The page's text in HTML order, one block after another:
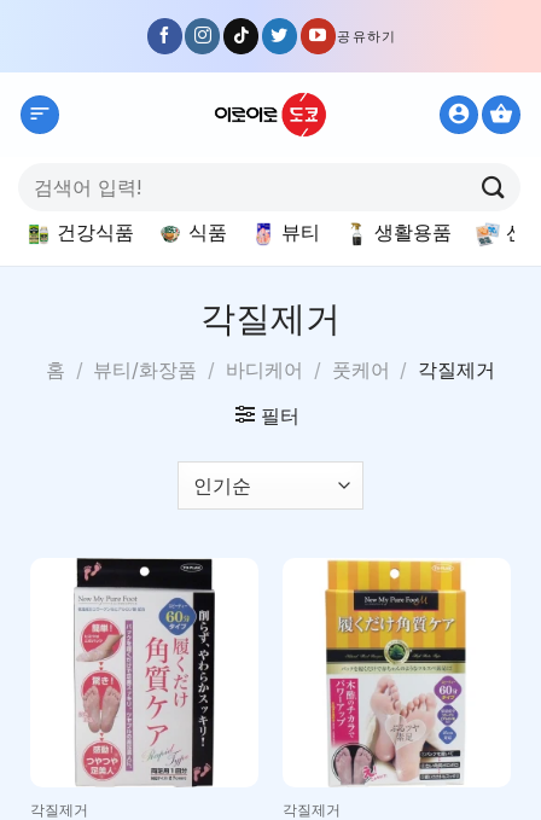
content
공유하기
색:
건강식품 식품 뷰티 생활용품 선
각질제거
홈 / 뷰티/화장품 / 바디케어 / 풋케어 / 각질제거
필터
각질제거 각질제거